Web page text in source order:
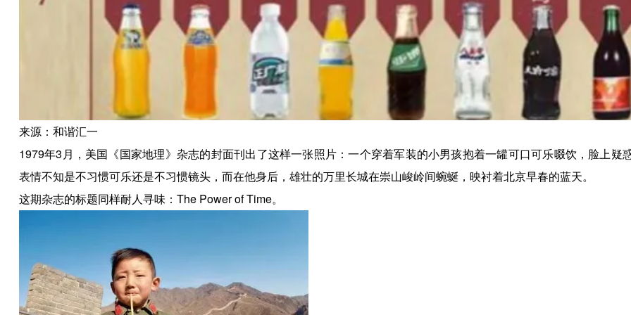
来源：和谐汇一
1979年3月，美国《国家地理》杂志的封面刊出了这样一张照片：一个穿着军装的小男孩抱着一罐可口可乐啜饮，脸上疑
表情不知是不习惯可乐还是不习惯镜头，而在他身后，雄壮的万里长城在崇山峻岭间蜿蜒，映衬着北京早春的蓝天。
这期杂志的标题同样耐人寻味：The Power of Time。